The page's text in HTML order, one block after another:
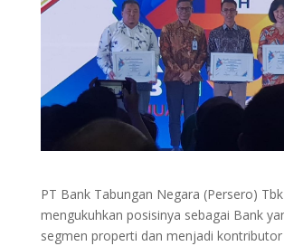
PT Bank Tabungan Negara (Persero)
mengukuhkan posisinya sebagai Bank
segmen properti dan menjadi